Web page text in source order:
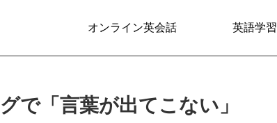
オンライン英会話 英語学習
で「言葉が出てこない」